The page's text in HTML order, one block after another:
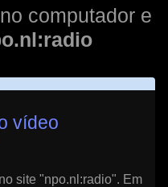
computador e
vídeo
site "npo.nl:radio". Em